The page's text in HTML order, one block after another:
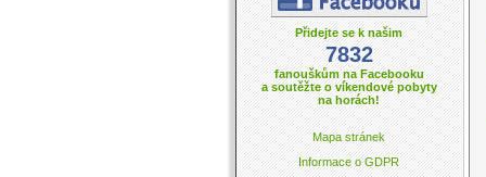
Přidejte se k našim
7832
fanouškům na Facebooku
a soutěžte o víkendové pobyty
na horách!
Mapa stránek
Informace o GDPR